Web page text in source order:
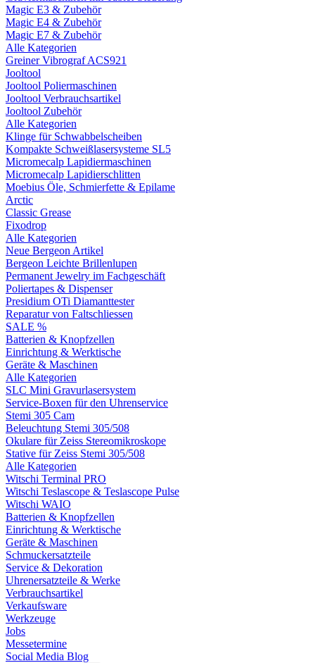
Magic E3 & Zubehör
Magic E4 & Zubehör
Magic E7 & Zubehör
Alle Kategorien
Greiner Vibrograf ACS921
Jooltool
Jooltool Poliermaschinen
Jooltool Verbrauchsartikel
Jooltool Zubehör
Alle Kategorien
Klinge für Schwabbelscheiben
Kompakte Schweißlasersysteme SL5
Micromecalp Lapidiermaschinen
Micromecalp Lapidierschlitten
Moebius Öle, Schmierfette & Epilame
Arctic
Classic Grease
Fixodrop
Alle Kategorien
Neue Bergeon Artikel
Bergeon Leichte Brillenlupen
Permanent Jewelry im Fachgeschäft
Poliertapes & Dispenser
Presidium OTi Diamanttester
Reparatur von Faltschliessen
SALE %
Batterien & Knopfzellen
Einrichtung & Werktische
Geräte & Maschinen
Alle Kategorien
SLC Mini Gravurlasersystem
Service-Boxen für den Uhrenservice
Stemi 305 Cam
Beleuchtung Stemi 305/508
Okulare für Zeiss Stereomikroskope
Stative für Zeiss Stemi 305/508
Alle Kategorien
Witschi Terminal PRO
Witschi Teslascope & Teslascope Pulse
Witschi WAIO
Batterien & Knopfzellen
Einrichtung & Werktische
Geräte & Maschinen
Schmuckersatzteile
Service & Dekoration
Uhrenersatzteile & Werke
Verbrauchsartikel
Verkaufsware
Werkzeuge
Jobs
Messetermine
Social Media Blog